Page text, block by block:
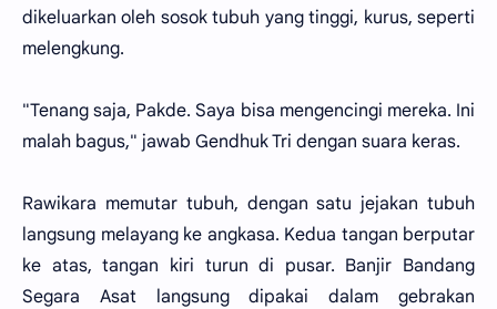
dikeluarkan oleh sosok tubuh yang tinggi, kurus, seperti
melengkung.
"Tenang saja, Pakde. Saya bisa mengencingi mereka. Ini
malah bagus," jawab Gendhuk Tri dengan suara keras.
Rawikara memutar tubuh, dengan satu jejakan tubuh
langsung melayang ke angkasa. Kedua tangan berputar
ke atas, tangan kiri turun di pusar. Banjir Bandang
Segara Asat langsung dipakai dalam gebrakan